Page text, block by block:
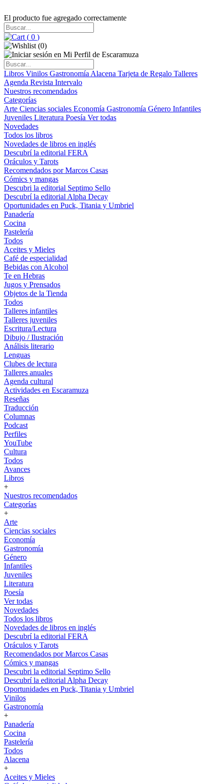
El producto fue agregado correctamente
( 0 )
(0)
Libros Vinilos Gastronomía Alacena Tarjeta de Regalo Talleres
Agenda Revista Intervalo
Nuestros recomendados
Categorías
Arte Ciencias sociales Economía Gastronomía Género Infantiles
Juveniles Literatura Poesía Ver todas
Novedades
Todos los libros
Novedades de libros en inglés
Descubrí la editorial FERA
Oráculos y Tarots
Recomendados por Marcos Casas
Cómics y mangas
Descubri la editorial Septimo Sello
Descubrí la editorial Alpha Decay
Oportunidades en Puck, Titania y Umbriel
Panadería
Cocina
Pastelería
Todos
Aceites y Mieles
Café de especialidad
Bebidas con Alcohol
Te en Hebras
Jugos y Prensados
Objetos de la Tienda
Todos
Talleres infantiles
Talleres juveniles
Escritura/Lectura
Dibujo / Ilustración
Análisis literario
Lenguas
Clubes de lectura
Talleres anuales
Agenda cultural
Actividades en Escaramuza
Reseñas
Traducción
Columnas
Podcast
Perfiles
YouTube
Cultura
Todos
Avances
Libros
+
Nuestros recomendados
Categorías
+
Arte
Ciencias sociales
Economía
Gastronomía
Género
Infantiles
Juveniles
Literatura
Poesía
Ver todas
Novedades
Todos los libros
Novedades de libros en inglés
Descubrí la editorial FERA
Oráculos y Tarots
Recomendados por Marcos Casas
Cómics y mangas
Descubri la editorial Septimo Sello
Descubrí la editorial Alpha Decay
Oportunidades en Puck, Titania y Umbriel
Vinilos
Gastronomía
+
Panadería
Cocina
Pastelería
Todos
Alacena
+
Aceites y Mieles